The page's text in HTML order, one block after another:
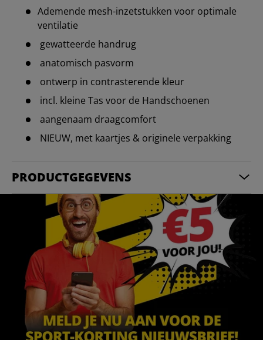
Ademende mesh-inzetstukken voor optimale
ventilatie
gewatteerde handrug
anatomisch pasvorm
ontwerp in contrasterende kleur
incl. kleine Tas voor de Handschoenen
aangenaam draagcomfort
NIEUW, met kaartjes & originele verpakking
PRODUCTGEGEVENS